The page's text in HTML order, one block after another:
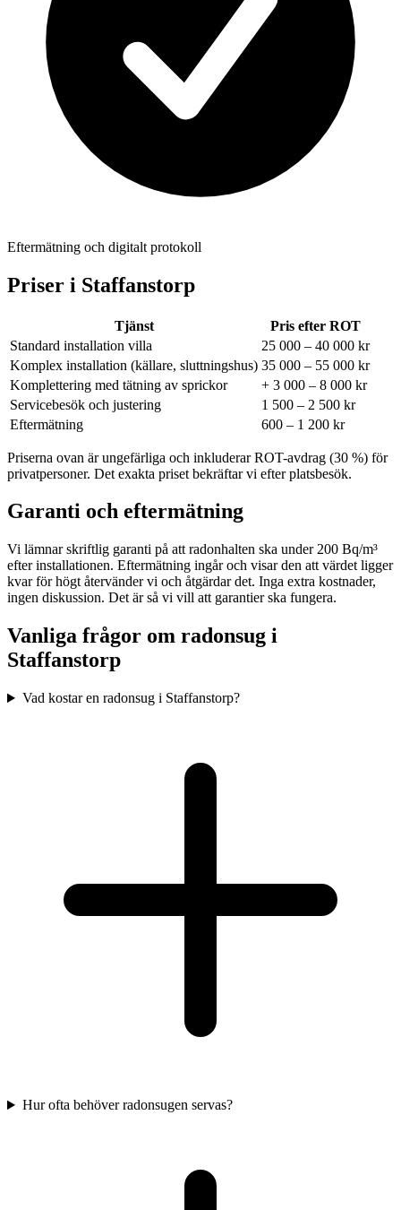
Eftermätning och digitalt protokoll
Priser i Staffanstorp
Tjänst
Pris efter ROT
Standard installation villa
25 000 – 40 000 kr
Komplex installation (källare, sluttningshus) 35 000 – 55 000 kr
Komplettering med tätning av sprickor
+ 3 000 – 8 000 kr
Servicebesök och justering
1 500 – 2 500 kr
Eftermätning
600 – 1 200 kr
Priserna ovan är ungefärliga och inkluderar ROT-avdrag (30 %) för
privatpersoner. Det exakta priset bekräftar vi efter platsbesök.
Garanti och eftermätning
Vi lämnar skriftlig garanti på att radonhalten ska under 200 Bq/m³
efter installationen. Eftermätning ingår och visar den att värdet ligger
kvar för högt återvänder vi och åtgärdar det. Inga extra kostnader,
ingen diskussion. Det är så vi vill att garantier ska fungera.
Vanliga frågor om radonsug i
Staffanstorp
Vad kostar en radonsug i Staffanstorp?
Hur ofta behöver radonsugen servas?